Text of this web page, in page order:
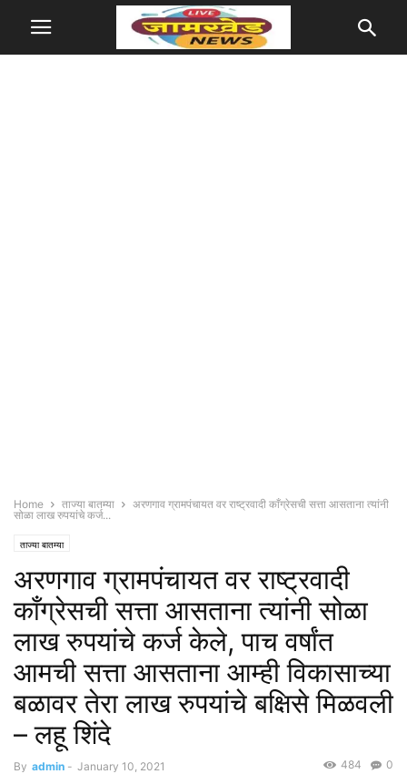
Home ताज्या बातम्या
अरणगाव ग्रामपंचायत वर राष्ट्रवादी काँग्रेसची सत्ता आसताना त्यांनी
सोळा लाख रुपयांचे कर्ज...
ताज्या बातम्या
अरणगाव ग्रामपंचायत वर राष्ट्रवादी
काँग्रेसची सत्ता आसताना त्यांनी सोळा
लाख रुपयांचे कर्ज केले, पाच वर्षांत
आमची सत्ता आसताना आम्ही विकासाच्या
बळावर तेरा लाख रुपयांचे बक्षिसे मिळवली
– लहू शिंदे
By admin - January 10, 2021 0
484